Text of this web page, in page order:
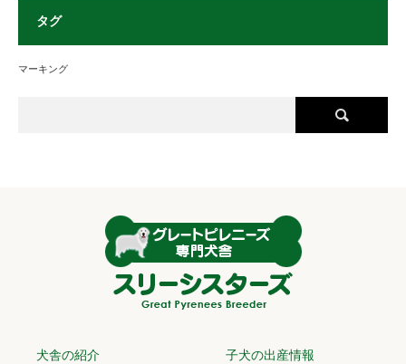
タグ
マーキング
犬舎の紹介 子犬の出産情報